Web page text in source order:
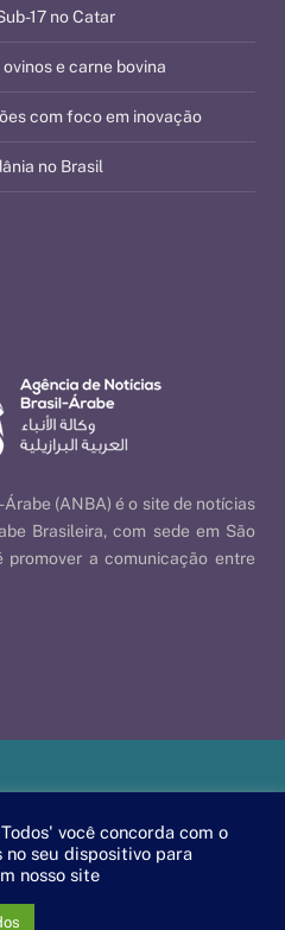
(ANBA) é o site de notícias
Brasileira, com sede em São
promover a comunicação entre
17 no Catar
e carne bovina
com foco em inovação
no Brasil
- Agência de Notícias Brasil-
você concorda com o
no seu dispositivo para
nosso site
EN